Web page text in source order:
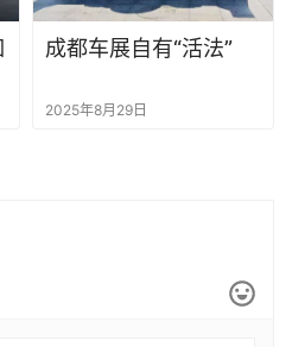
成都车展自有“活法”
2025年8月29日